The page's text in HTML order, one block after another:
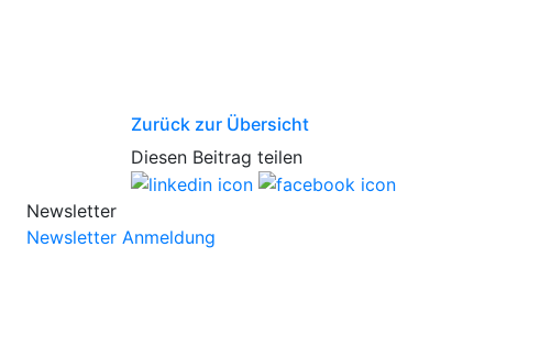
Zurück zur Übersicht
Diesen Beitrag teilen
Newsletter
Newsletter Anmeldung